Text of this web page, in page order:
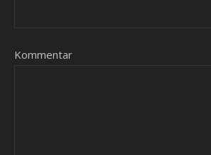
Kommentar